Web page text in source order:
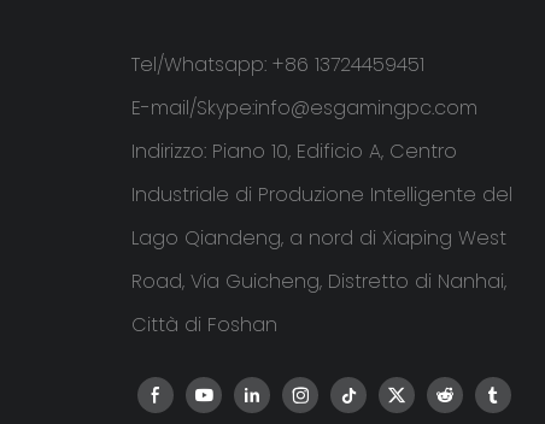
Tel/Whatsapp: +86 13724459451
E-mail/Skype:info@esgamingpc.com
Indirizzo: Piano 10, Edificio A, Centro
Industriale di Produzione Intelligente del
Lago Qiandeng, a nord di Xiaping West
Road, Via Guicheng, Distretto di Nanhai,
Città di Foshan